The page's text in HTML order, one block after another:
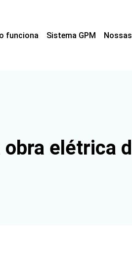
funciona Sistema GPM
obra elétrica